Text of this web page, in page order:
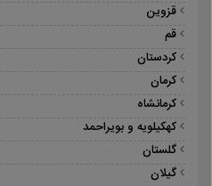
قزوین
قم
کردستان
کرمان
کرمانشاه
کهکیلویه و بویراحمد
گلستان
گیلان